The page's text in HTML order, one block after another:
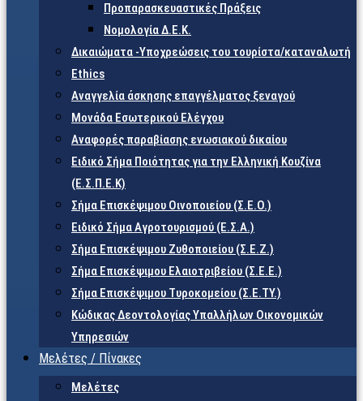
Προπαρασκευαστικές Πράξεις
Νομολογία Δ.Ε.Κ.
Δικαιώματα -Υποχρεώσεις του τουρίστα/καταναλωτή
Ethics
Αναγγελία άσκησης επαγγέλματος ξεναγού
Μονάδα Εσωτερικού Ελέγχου
Αναφορές παραβίασης ενωσιακού δικαίου
Ειδικό Σήμα Ποιότητας για την Ελληνική Κουζίνα
(Ε.Σ.Π.Ε.Κ)
Σήμα Επισκέψιμου Οινοποιείου (Σ.Ε.Ο.)
Ειδικό Σήμα Αγροτουρισμού (Ε.Σ.Α.)
Σήμα Επισκέψιμου Ζυθοποιείου (Σ.Ε.Ζ.)
Σήμα Επισκέψιμου Ελαιοτριβείου (Σ.Ε.Ε.)
Σήμα Επισκέψιμου Τυροκομείου (Σ.Ε.TY.)
Κώδικας Δεοντολογίας Υπαλλήλων Οικονομικών
Υπηρεσιών
Μελέτες / Πίνακες
Μελέτες